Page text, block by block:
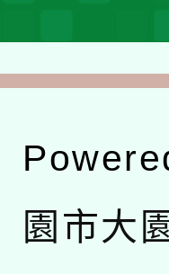
園市大